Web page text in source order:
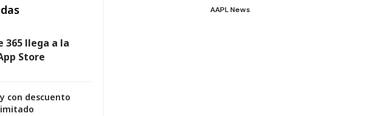
365 llega a la
Store
con descuento
AAPL News